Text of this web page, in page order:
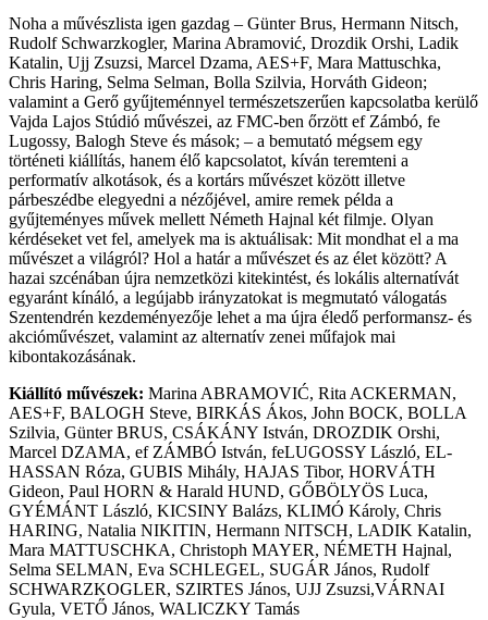
Noha a művészlista igen gazdag – Günter Brus, Hermann Nitsch,
Rudolf Schwarzkogler, Marina Abramović, Drozdik Orshi, Ladik
Katalin, Ujj Zsuzsi, Marcel Dzama, AES+F, Mara Mattuschka,
Chris Haring, Selma Selman, Bolla Szilvia, Horváth Gideon;
valamint a Gerő gyűjteménnyel természetszerűen kapcsolatba kerülő
Vajda Lajos Stúdió művészei, az FMC-ben őrzött ef Zámbó, fe
Lugossy, Balogh Steve és mások; – a bemutató mégsem egy
történeti kiállítás, hanem élő kapcsolatot, kíván teremteni a
performatív alkotások, és a kortárs művészet között illetve
párbeszédbe elegyedni a nézőjével, amire remek példa a
gyűjteményes művek mellett Németh Hajnal két filmje. Olyan
kérdéseket vet fel, amelyek ma is aktuálisak: Mit mondhat el a ma
művészet a világról? Hol a határ a művészet és az élet között? A
hazai szcénában újra nemzetközi kitekintést, és lokális alternatívát
egyaránt kínáló, a legújabb irányzatokat is megmutató válogatás
Szentendrén kezdeményezője lehet a ma újra éledő performansz- és
akcióművészet, valamint az alternatív zenei műfajok mai
kibontakozásának.
Kiállító művészek: Marina ABRAMOVIĆ, Rita ACKERMAN,
AES+F, BALOGH Steve, BIRKÁS Ákos, John BOCK, BOLLA
Szilvia, Günter BRUS, CSÁKÁNY István, DROZDIK Orshi,
Marcel DZAMA, ef ZÁMBÓ István, feLUGOSSY László, EL-
HASSAN Róza, GUBIS Mihály, HAJAS Tibor, HORVÁTH
Gideon, Paul HORN & Harald HUND, GŐBÖLYÖS Luca,
GYÉMÁNT László, KICSINY Balázs, KLIMÓ Károly, Chris
HARING, Natalia NIKITIN, Hermann NITSCH, LADIK Katalin,
Mara MATTUSCHKA, Christoph MAYER, NÉMETH Hajnal,
Selma SELMAN, Eva SCHLEGEL, SUGÁR János, Rudolf
SCHWARZKOGLER, SZIRTES János, UJJ Zsuzsi,VÁRNAI
Gyula, VETŐ János, WALICZKY Tamás